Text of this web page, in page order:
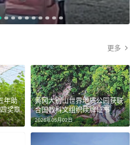
更多
年助
奖章
黄冈大别山世界地质公园获联
合国教科文组织续牌证书
2026年05月02日